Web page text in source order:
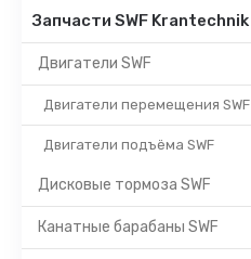
Запчасти SWF Krantechnik
Двигатели SWF
Двигатели перемещения SWF
Двигатели подъёма SWF
Дисковые тормоза SWF
Канатные барабаны SWF